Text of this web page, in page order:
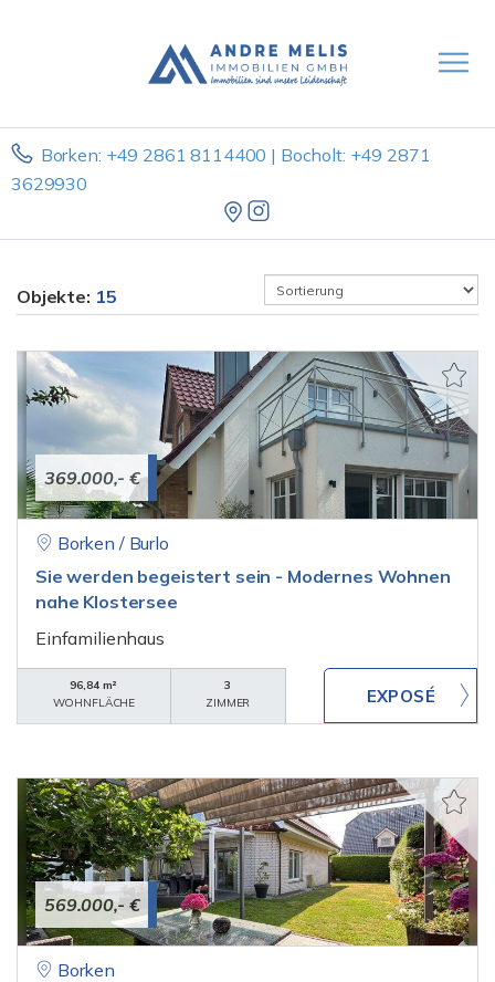
Borken: +49 2861 8114400 | Bocholt: +49 2871
3629930
Objekte: 15
369.000,- €
Borken / Burlo
Sie werden begeistert sein - Modernes Wohnen
nahe Klostersee
Einfamilienhaus
96,84 m²
WOHNFLÄCHE
3
ZIMMER
569.000,- €
Borken